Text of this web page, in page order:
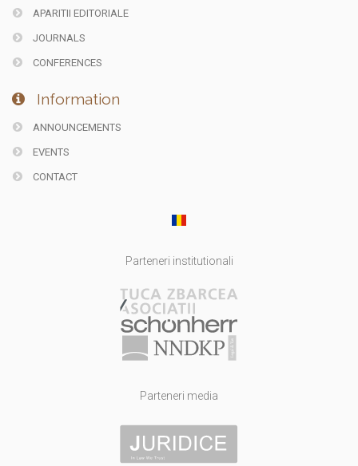
APARITII EDITORIALE
JOURNALS
CONFERENCES
Information
ANNOUNCEMENTS
EVENTS
CONTACT
Parteneri institutionali
Parteneri media